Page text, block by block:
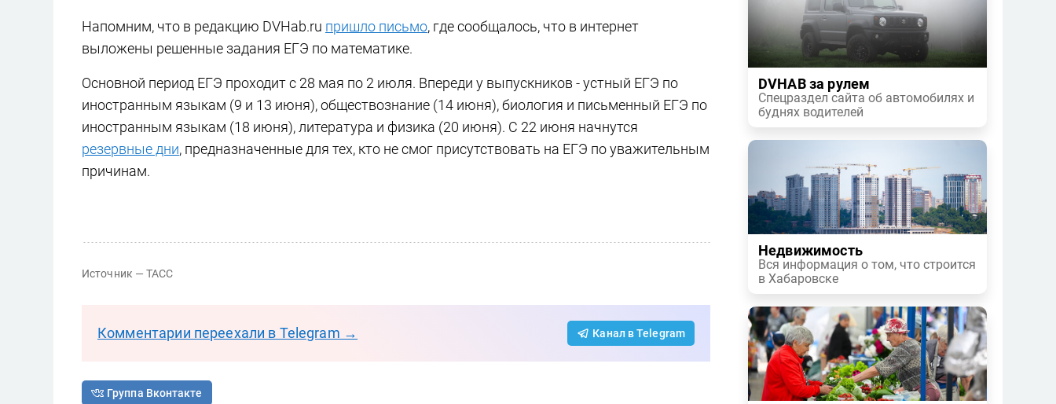
Напомним, что в редакцию DVHab.ru пришло письмо, где сообщалось, что в интернет
выложены решенные задания ЕГЭ по математике.
Основной период ЕГЭ проходит с 28 мая по 2 июля. Впереди у выпускников - устный ЕГЭ по
иностранным языкам (9 и 13 июня), обществознание (14 июня), биология и письменный ЕГЭ по
иностранным языкам (18 июня), литература и физика (20 июня). С 22 июня начнутся
резервные дни, предназначенные для тех, кто не смог присутствовать на ЕГЭ по уважительным
причинам.
Источник — ТАСС
Комментарии переехали в Telegram → Канал в Telegram
Группа Вконтакте
DVHAB за рулем
Спецраздел сайта об автомобилях и
буднях водителей
Недвижимость
Вся информация о том, что строится
в Хабаровске